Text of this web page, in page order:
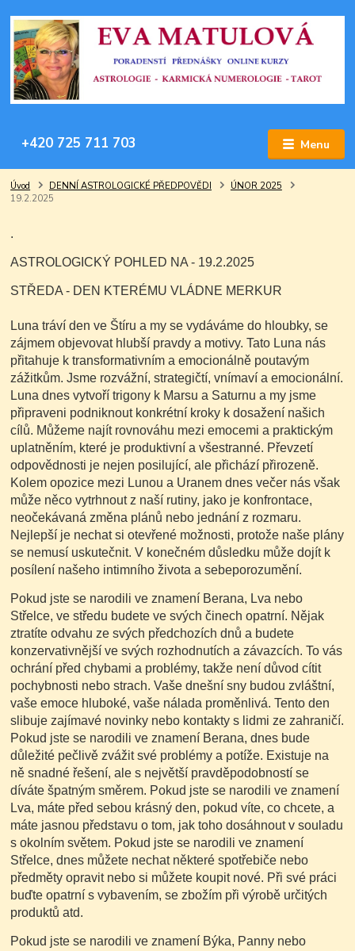
Menu
+420 725 711 703
Úvod DENNÍ ASTROLOGICKÉ PŘEDPOVĚDI
ÚNOR 2025
19.2.2025
.
ASTROLOGICKÝ POHLED NA - 19.2.2025
STŘEDA - DEN KTERÉMU VLÁDNE MERKUR
Luna tráví den ve Štíru a my se vydáváme do hloubky, se
zájmem objevovat hlubší pravdy a motivy. Tato Luna nás
přitahuje k transformativním a emocionálně poutavým
zážitkům. Jsme rozvážní, strategičtí, vnímaví a emocionální.
Luna dnes vytvoří trigony k Marsu a Saturnu a my jsme
připraveni podniknout konkrétní kroky k dosažení našich
cílů. Můžeme najít rovnováhu mezi emocemi a praktickým
uplatněním, které je produktivní a všestranné. Převzetí
odpovědnosti je nejen posilující, ale přichází přirozeně.
Kolem opozice mezi Lunou a Uranem dnes večer nás však
může něco vytrhnout z naší rutiny, jako je konfrontace,
neočekávaná změna plánů nebo jednání z rozmaru.
Nejlepší je nechat si otevřené možnosti, protože naše plány
se nemusí uskutečnit. V konečném důsledku může dojít k
posílení našeho intimního života a sebeporozumění.
Pokud jste se narodili ve znamení Berana, Lva nebo
Střelce, ve středu budete ve svých činech opatrní. Nějak
ztratíte odvahu ze svých předchozích dnů a budete
konzervativnější ve svých rozhodnutích a závazcích. To vás
ochrání před chybami a problémy, takže není důvod cítit
pochybnosti nebo strach. Vaše dnešní sny budou zvláštní,
vaše emoce hluboké, vaše nálada proměnlivá. Tento den
slibuje zajímavé novinky nebo kontakty s lidmi ze zahraničí.
Pokud jste se narodili ve znamení Berana, dnes bude
důležité pečlivě zvážit své problémy a potíže. Existuje na
ně snadné řešení, ale s největší pravděpodobností se
díváte špatným směrem. Pokud jste se narodili ve znamení
Lva, máte před sebou krásný den, pokud víte, co chcete, a
máte jasnou představu o tom, jak toho dosáhnout v souladu
s okolním světem. Pokud jste se narodili ve znamení
Střelce, dnes můžete nechat některé spotřebiče nebo
předměty opravit nebo si můžete koupit nové. Při své práci
buďte opatrní s vybavením, se zbožím při výrobě určitých
produktů atd.
Pokud jste se narodili ve znamení Býka, Panny nebo